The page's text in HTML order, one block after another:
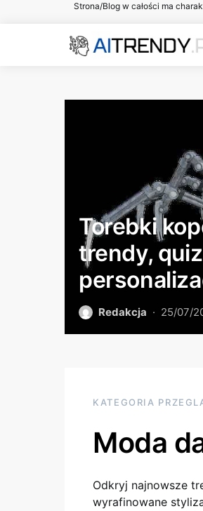
Strona/Blog w całości ma
Torebki
trendy,
Redakcja 25/07/
KATEGORIA
Moda
Odkryj najnowsze
wyrafinowane